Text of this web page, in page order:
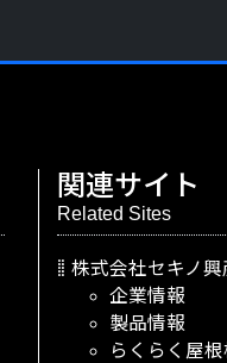
関連サイト
Related Sites
株式会社セキノ興
企業情報
製品情報
らくらく屋